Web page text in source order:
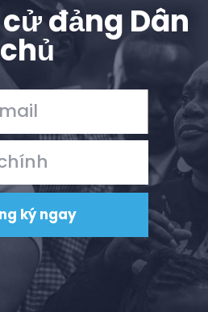
đảng Dân
chủ